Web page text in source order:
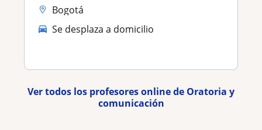
Bogotá
Se desplaza a domicilio
Ver todos los profesores online de Oratoria y
comunicación